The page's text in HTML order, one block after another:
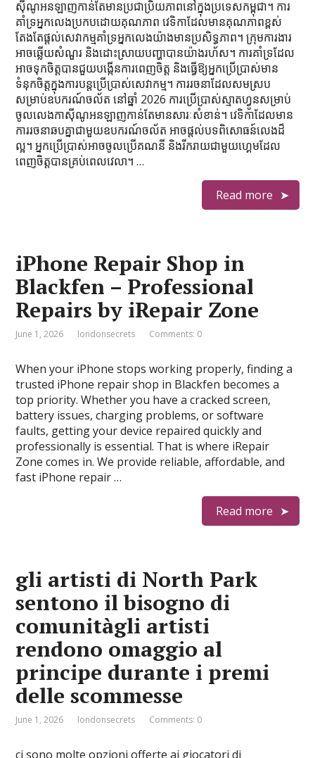
ស៊ីណូអនឡាញកាន់តែមានប្រជាប្រិយភាពនៅក្នុងប្រទេសកម្ពុជា។ ការ
គាំទ្រអ្នកលេងប្រកបដោយគុណភាព វេទិកាដែលមានគុណភាពខ្ពស់
តែងតែផ្តល់សេវាកម្មគាំទ្រអ្នកលេងយ៉ាងមានប្រសិទ្ធភាព។ ក្រុមការងារ
អាចឆ្លើយសំណួរ និងដោះស្រាយបញ្ហាបានយ៉ាងរហ័ស។ ការគាំទ្រដែល
អាចទុកចិត្តបានជួយបង្កើនការពេញចិត្ត និងធ្វើឱ្យអ្នកប្រើប្រាស់មាន
ទំនុកចិត្តក្នុងការបន្តប្រើប្រាស់សេវាកម្ម។ ការរចនាដែលសមស្រប
សម្រាប់ឧបករណ៍ចល័ត នៅឆ្នាំ 2026 ការប្រើប្រាស់ស្មាតហ្វូនសម្រាប់
ចូលលេងកាស៊ីណូអនឡាញកាន់តែមានសារៈសំខាន់។ វេទិកាដែលមាន
ការរចនាឆបគ្នាជាមួយឧបករណ៍ចល័ត អាចផ្តល់បទពិសោធន៍លេងដ៏
ល្អ។ អ្នកប្រើប្រាស់អាចចូលប្រើគណនី និងរីករាយជាមួយហ្គេមដែល
ពេញចិត្តបានគ្រប់ពេលវេលា។ …
Read more
iPhone Repair Shop in
Blackfen – Professional
Repairs by iRepair Zone
June 1, 2026 londonsecrets Comments: 0
When your iPhone stops working properly, finding a
trusted iPhone repair shop in Blackfen becomes a
top priority. Whether you have a cracked screen,
battery issues, charging problems, or software
faults, getting your device repaired quickly and
professionally is essential. That is where iRepair
Zone comes in. We provide reliable, affordable, and
fast iPhone repair …
Read more
gli artisti di North Park
sentono il bisogno di
comunitàgli artisti
rendono omaggio al
principe durante i premi
delle scommesse
June 1, 2026 londonsecrets Comments: 0
ci sono molte opzioni offerte ai giocatori di